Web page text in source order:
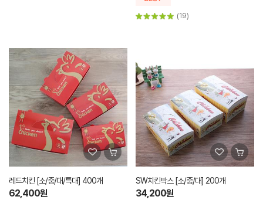
(19)
레드치킨 [소/중/대/특대] 400개
62,400원
SW치킨박스 [소/중/대] 200개
34,200원